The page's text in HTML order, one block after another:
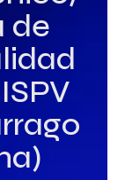
de